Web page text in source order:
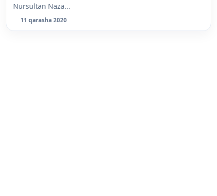
Nursultan Naza...
11 qarasha 2020